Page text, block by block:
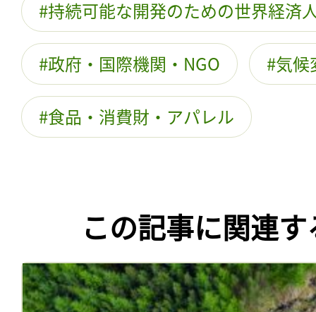
持続可能な開発のための世界経済
政府・国際機関・NGO 気候
食品・消費財・アパレル
この記事に関連